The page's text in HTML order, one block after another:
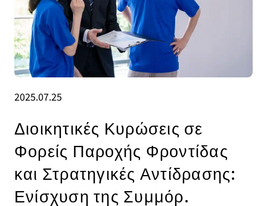
2025.07.25
Διοικητικές Κυρώσεις σε
Φορείς Παροχής Φροντίδας
και Στρατηγικές Αντίδρασης:
Ενίσχυση της Συμμόρ.